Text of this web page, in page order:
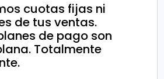
cuotas fijas ni
de tus ventas.
de pago son
Totalmente